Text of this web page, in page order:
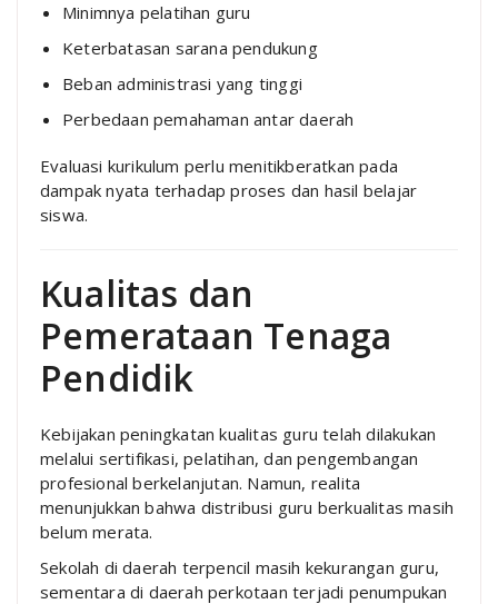
Minimnya pelatihan guru
Keterbatasan sarana pendukung
Beban administrasi yang tinggi
Perbedaan pemahaman antar daerah
Evaluasi kurikulum perlu menitikberatkan pada
dampak nyata terhadap proses dan hasil belajar
siswa.
Kualitas dan
Pemerataan Tenaga
Pendidik
Kebijakan peningkatan kualitas guru telah dilakukan
melalui sertifikasi, pelatihan, dan pengembangan
profesional berkelanjutan. Namun, realita
menunjukkan bahwa distribusi guru berkualitas masih
belum merata.
Sekolah di daerah terpencil masih kekurangan guru,
sementara di daerah perkotaan terjadi penumpukan